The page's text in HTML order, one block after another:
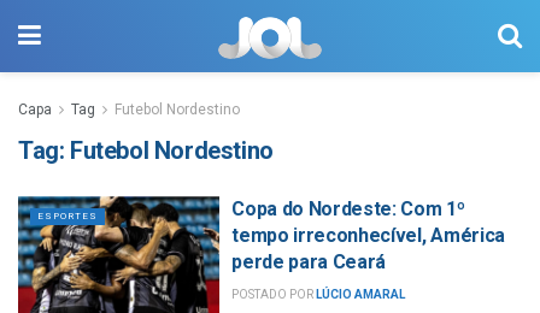
Capa Tag Futebol Nordestino
Tag: Futebol Nordestino
ESPORTES
Copa do Nordeste: Com 1º
tempo irreconhecível, América
perde para Ceará
POSTADO POR LÚCIO AMARAL